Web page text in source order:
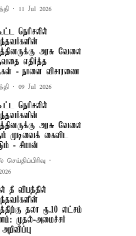
11 Jul 2026
நெரிசலில்
அரசு வேலை
எதிர்த்த
- நாளை விசாரணை
09 Jul 2026
நெரிசலில்
அரசு வேலை
முடிவைக் கைவிட
- சீமான்
செய்திப்பிரிவு
தீ விபத்தில்
தலா ரூ.10 லட்சம்
முதல்-அமைச்சர்